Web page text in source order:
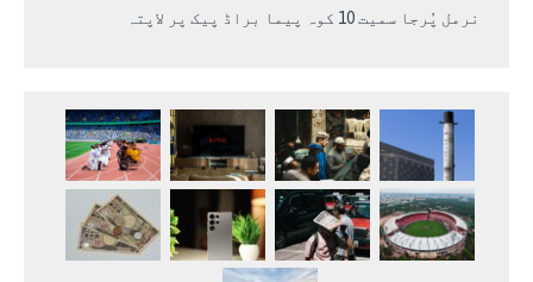
نرمل پُرجا سمیت 10 کوہ پیما براڈ پیک پر لاپتہ